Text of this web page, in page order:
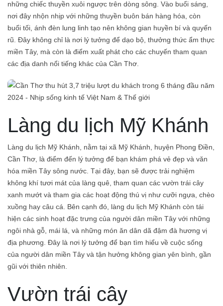
những chiếc thuyền xuôi ngược trên dòng sông. Vào buổi sáng,
nơi đây nhộn nhịp với những thuyền buôn bán hàng hóa, còn
buổi tối, ánh đèn lung linh tạo nên không gian huyền bí và quyến
rũ. Đây không chỉ là nơi lý tưởng để dạo bộ, thưởng thức ẩm thực
miền Tây, mà còn là điểm xuất phát cho các chuyến tham quan
các địa danh nổi tiếng khác của Cần Thơ.
Làng du lịch Mỹ Khánh
Làng du lịch Mỹ Khánh, nằm tại xã Mỹ Khánh, huyện Phong Điền,
Cần Thơ, là điểm đến lý tưởng để bạn khám phá vẻ đẹp và văn
hóa miền Tây sông nước. Tại đây, bạn sẽ được trải nghiệm
không khí tươi mát của làng quê, tham quan các vườn trái cây
xanh mướt và tham gia các hoạt động thú vị như cưỡi ngựa, chèo
xuồng hay câu cá. Bên cạnh đó, làng du lịch Mỹ Khánh còn tái
hiện các sinh hoạt đặc trưng của người dân miền Tây với những
ngôi nhà gỗ, mái lá, và những món ăn dân dã đậm đà hương vị
địa phương. Đây là nơi lý tưởng để bạn tìm hiểu về cuộc sống
của người dân miền Tây và tận hưởng không gian yên bình, gần
gũi với thiên nhiên.
Vườn trái cây